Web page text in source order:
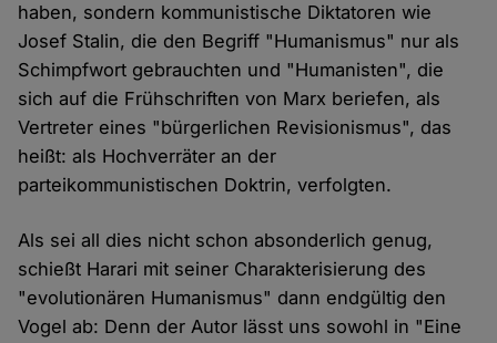
haben, sondern kommunistische Diktatoren wie
Josef Stalin, die den Begriff "Humanismus" nur als
Schimpfwort gebrauchten und "Humanisten", die
sich auf die Frühschriften von Marx beriefen, als
Vertreter eines "bürgerlichen Revisionismus", das
heißt: als Hochverräter an der
parteikommunistischen Doktrin, verfolgten.
Als sei all dies nicht schon absonderlich genug,
schießt Harari mit seiner Charakterisierung des
"evolutionären Humanismus" dann endgültig den
Vogel ab: Denn der Autor lässt uns sowohl in "Eine